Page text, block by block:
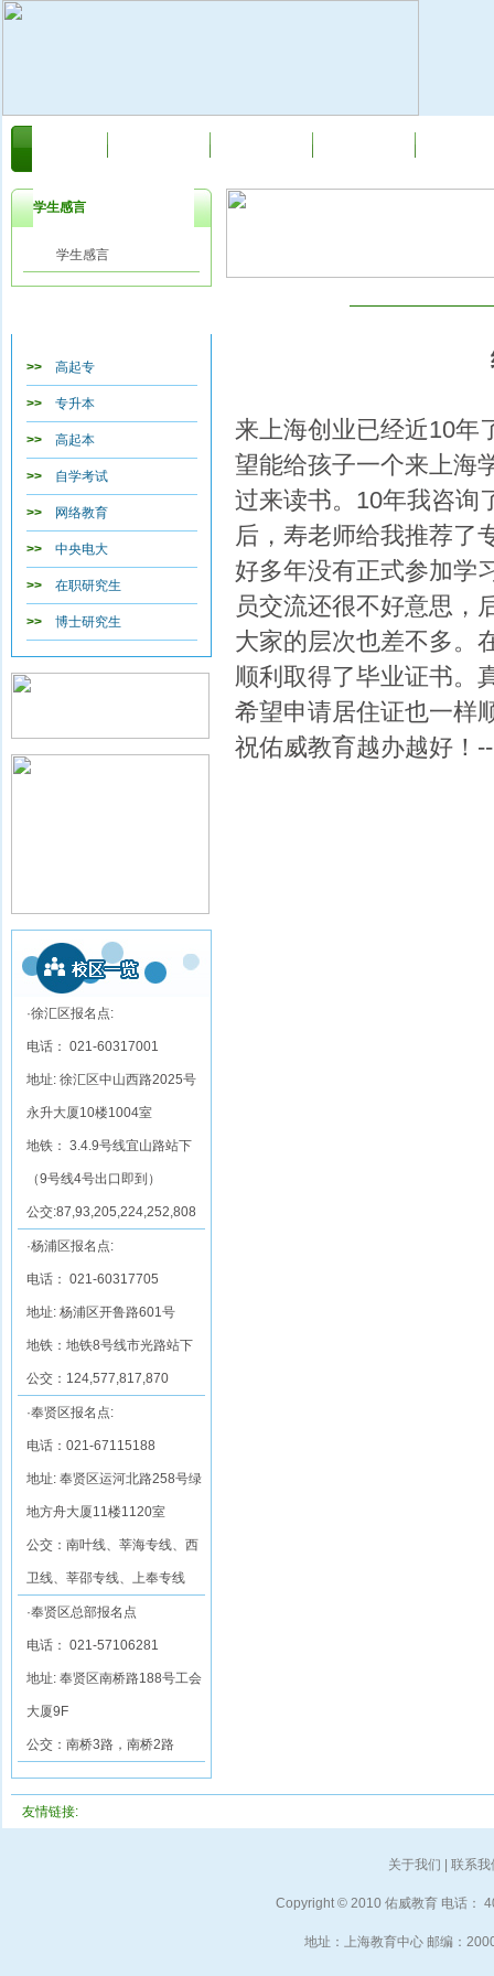
学生感言
学生感言
>> 高起专
>> 专升本
>> 高起本
>> 自学考试
>> 网络教育
>> 中央电大
>> 在职研究生
>> 博士研究生
·徐汇区报名点:
电话： 021-60317001
地址: 徐汇区中山西路2025号
永升大厦10楼1004室
地铁： 3.4.9号线宜山路站下
（9号线4号出口即到）
公交:87,93,205,224,252,808
·杨浦区报名点:
电话： 021-60317705
地址: 杨浦区开鲁路601号
地铁：地铁8号线市光路站下
公交：124,577,817,870
·奉贤区报名点:
电话：021-67115188
地址: 奉贤区运河北路258号绿
地方舟大厦11楼1120室
公交：南叶线、莘海专线、西
卫线、莘邵专线、上奉专线
·奉贤区总部报名点
电话： 021-57106281
地址: 奉贤区南桥路188号工会
大厦9F
公交：南桥3路，南桥2路
来上海创业已经近10年
望能给孩子一个来上海
过来读书。10年我咨询
后，寿老师给我推荐了
好多年没有正式参加学
员交流还很不好意思，
大家的层次也差不多。
顺利取得了毕业证书。
希望申请居住证也一样
祝佑威教育越办越好！
友情链接:
关于我们 联系我
Copyright © 2010 佑威教育 电话：
地址：上海教育中心 邮编：